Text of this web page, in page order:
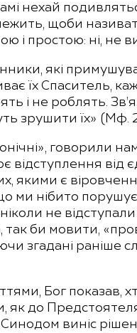
нехай
щоби
і простою: ні, не
які
їх Спаситель,
і не роблять.
зрушити їх» (Мф.
говорили
відступлення
якими є
ми нібито
не
би мовити,
згадані
Бог
як до
виніс